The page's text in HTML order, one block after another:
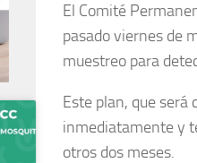
El Comité
pasado viernes de
muestreo para
Este plan, que será
inmediatamente y
otros dos meses.